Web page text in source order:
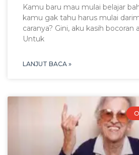
Kamu baru mau mulai belajar
kamu gak tahu harus mulai
caranya? Gini, aku kasih bocoran
Untuk
LANJUT BACA »